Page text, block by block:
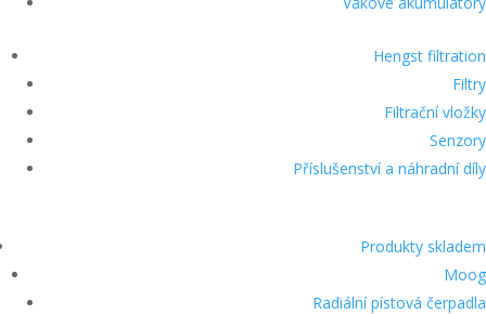
Hengst filtration
Filtry
Filtrační vložky
Senzory
Příslušenství a náhradní díly
Produkty skladem
Moog
Radiální pístová čerpadla